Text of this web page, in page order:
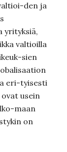
den ja
yrityksiä,
valtioilla
sien
eri-tyisesti
usein
maan
on